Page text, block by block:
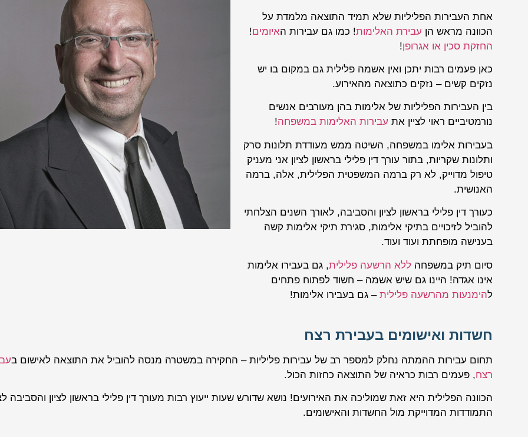
אחת העבירות הפליליות שלא תמיד התוצאה מלמדת על
הכוונה מראש הן עבירת האלימות! כמו גם עבירות האיומים!
החזקת סכין או אגרופן!
כאן פעמים רבות יתכן ואין אשמה פלילית גם במקום בו יש
נזקים קשים – נזקים כתוצאה מהאירוע.
בין העבירות הפליליות של אלימות בהן מעורבים אנשים
נורמטיביים ראוי לציין את עבירות האלימות במשפחה!
בעבירות אלימו במשפחה, השיטה ממש מעודדת תלונות סרק
ותלונות שקריות, בתור עורך דין פלילי בראשון לציון אני מעניק
טיפול מדוייק, לא רק ברמה המשפטית הפלילית, אלה, ברמה
האנושית.
כעורך דין פלילי בראשון לציון והסביבה, לאורך השנים הצלחתי
להוביל לזיכויים בתיקי אלימות, סגירת תיקי אלימות קשה
בענישה מופחתת ועוד ועוד.
סיום תיק במשפחה ללא הרשעה פלילית, גם בעבירו אלימות
אינו אגדה! היינו גם שיש אשמה – חשוד לפתוח פתחים
להימנעות מהרשעה פלילית – גם בעבירו אלימות!
חשדות ואישומים בעבירת רצח
תחום עבירות ההמתה נחלק למספר רב של עבירות פליליות – החקירה במשטרה מנסה להוביל את התוצאה לאישום ב
רצח, פעמים רבות כראיה של התוצאה כחזות הכול.
הכוונה הפלילית היא זאת שמוליכה את האירועים! נושא שדורש שעות ייעוץ רבות מעורך דין פלילי בראשון לציון והסביבה
התמודדות המדוייקת מול החשדות והאישומים.